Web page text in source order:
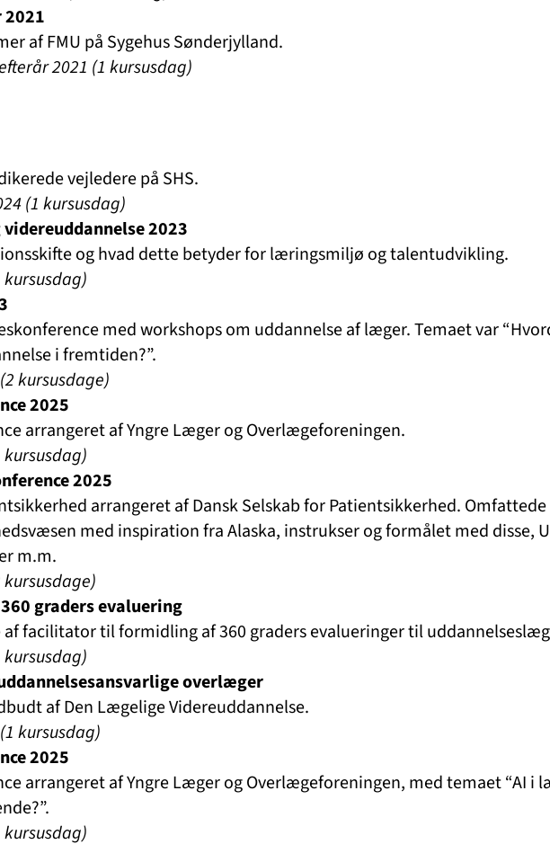
2021
af FMU på Sygehus Sønderjylland.
2021 (1 kursusdag)
vejledere på SHS.
(1 kursusdag)
2023
og hvad dette betyder for læringsmiljø og talentudvikling.
med workshops om uddannelse af læger. Temaet var
i fremtiden?”.
kursusdage)
2025
arrangeret af Yngre Læger og Overlægeforeningen.
2025
arrangeret af Dansk Selskab for Patientsikkerhed.
med inspiration fra Alaska, instrukser og formålet med disse,
m.m.
graders evaluering
af facilitator til formidling af 360 graders evalueringer til
kursusdag)
overlæger
af Den Lægelige Videreuddannelse.
(1 kursusdag)
2025
arrangeret af Yngre Læger og Overlægeforeningen, med temaet “AI i
kursusdag)